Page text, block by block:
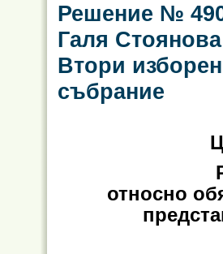
Решение №
Галя
Втори
събрание
относно